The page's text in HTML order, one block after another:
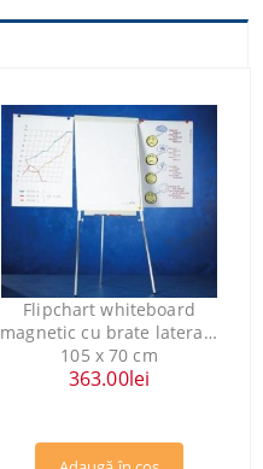
Flipchart whiteboard
magnetic cu brate laterale
105 x 70 cm
363.00lei